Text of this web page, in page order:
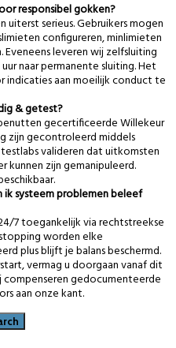
responsibel gokken?
serieus. Gebruikers mogen
configureren, minlimieten
leveren wij zelfsluiting
naar permanente sluiting. Het
aan moeilijk conduct te
& getest?
gecertificeerde Willekeur
zijn gecontroleerd middels
testlabs valideren dat uitkomsten
kunnen zijn gemanipuleerd.
systeem problemen beleef
7 toegankelijk via rechtstreekse
worden elke
plus blijft je balans beschermd.
vermag u doorgaan vanaf dit
gedocumenteerde
aan onze kant.